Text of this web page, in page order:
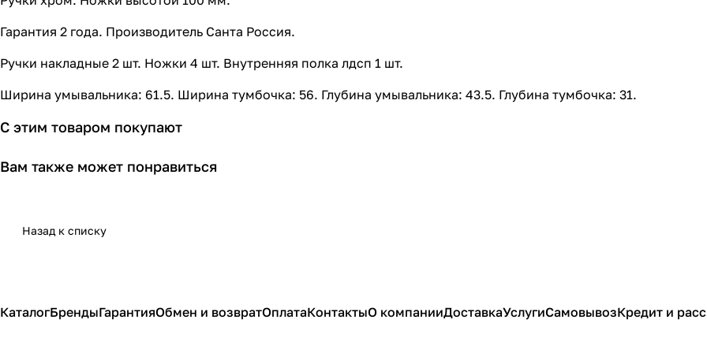
Гарантия 2 года. Производитель Санта Россия.
Ручки накладные 2 шт. Ножки 4 шт. Внутренняя полка лдсп 1 шт.
Ширина умывальника: 61.5. Ширина тумбочка: 56. Глубина умывальника: 43.5. Глубина тумбочка: 31.
С этим товаром покупают
Вам также может понравиться
Назад к списку
КаталогБрендыГарантияОбмен и возвратОплатаКонтактыО компанииДоставкаУслугиСамовывозКредит и